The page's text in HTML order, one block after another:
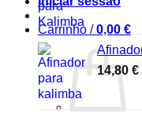
Carrinho /0,00 €
14,80 €